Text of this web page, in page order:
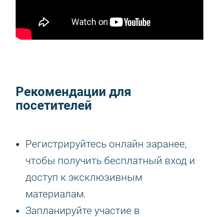
Рекомендации для
посетителей
Регистрируйтесь онлайн заранее,
чтобы получить бесплатный вход и
доступ к эксклюзивным
материалам.
Запланируйте участие в